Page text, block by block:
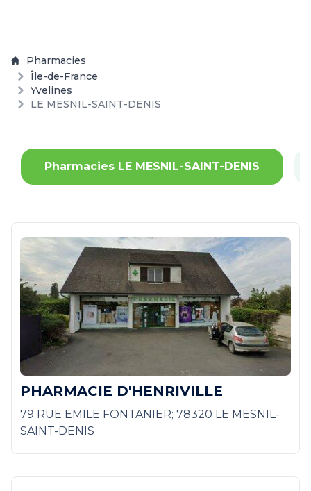
Pharmacies
Île-de-France
Yvelines
LE MESNIL-SAINT-DENIS
Pharmacies LE MESNIL-SAINT-DENIS
PHARMACIE D'HENRIVILLE
79 RUE EMILE FONTANIER; 78320 LE MESNIL-
SAINT-DENIS